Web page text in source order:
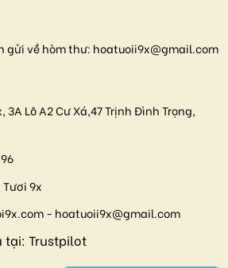
gửi về hòm thư: hoatuoii9x@gmail.com
3A Lô A2 Cư Xá,47 Trịnh Đình Trọng,
Tươi 9x
- hoatuoii9x@gmail.com
tại: Trustpilot